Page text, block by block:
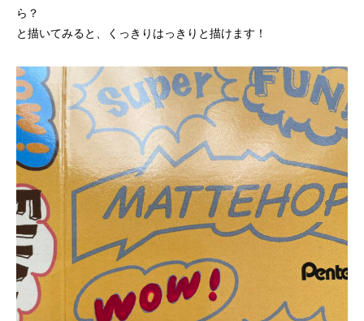
ら？
と描いてみると、くっきりはっきりと描けます！